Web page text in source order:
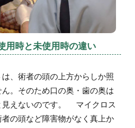
用時と未使用時の違い
、術者の頭の上方からしか照
。そのため口の奥・歯の奥は
見えないのです。 マイクロス
の頭など障害物がなく真上か